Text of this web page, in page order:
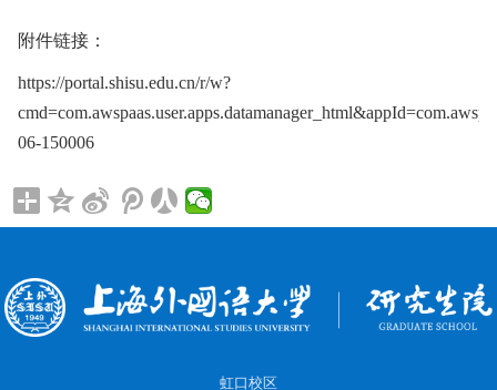
附件链接：
https://portal.shisu.edu.cn/r/w?
06-150006
虹口校区